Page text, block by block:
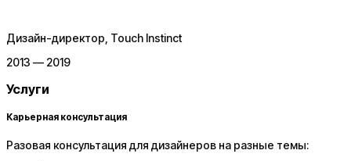
Дизайн-директор , Touch Instinct
2013 — 2019
Услуги
Карьерная консультация
Разовая консультация для дизайнеров на разные темы: